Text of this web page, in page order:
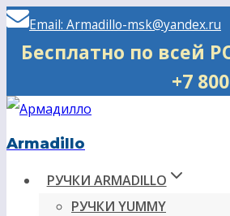
Перейти
Email: Armadillo-msk@yandex.ru
Бесплатно по
+7
Armadillo
РУЧКИ ARMADILLO
РУЧКИ YUMMY